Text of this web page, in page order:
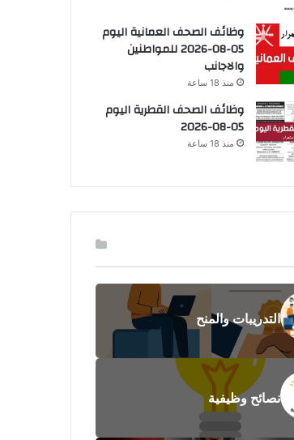
وظائف الصحف العمانية اليوم
05-08-2026 للمواطنين
والاجانب
منذ 18 ساعة
وظائف الصحف القطرية اليوم
05-08-2026
منذ 18 ساعة
التدريبات والمنح
نصائح وظيفية